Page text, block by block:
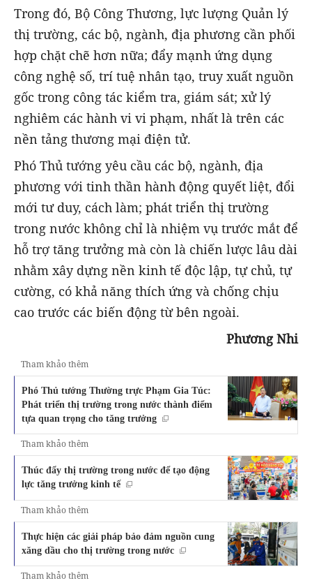
Trong đó, Bộ Công Thương, lực lượng Quản lý
thị trường, các bộ, ngành, địa phương cần phối
hợp chặt chẽ hơn nữa; đẩy mạnh ứng dụng
công nghệ số, trí tuệ nhân tạo, truy xuất nguồn
gốc trong công tác kiểm tra, giám sát; xử lý
nghiêm các hành vi vi phạm, nhất là trên các
nền tảng thương mại điện tử.
Phó Thủ tướng yêu cầu các bộ, ngành, địa
phương với tinh thần hành động quyết liệt, đổi
mới tư duy, cách làm; phát triển thị trường
trong nước không chỉ là nhiệm vụ trước mắt để
hỗ trợ tăng trưởng mà còn là chiến lược lâu dài
nhằm xây dựng nền kinh tế độc lập, tự chủ, tự
cường, có khả năng thích ứng và chống chịu
cao trước các biến động từ bên ngoài.
Phương Nhi
Tham khảo thêm
Phó Thủ tướng Thường trực Phạm Gia Túc:
Phát triển thị trường trong nước thành điểm
tựa quan trọng cho tăng trưởng
Tham khảo thêm
Thúc đẩy thị trường trong nước để tạo động
lực tăng trưởng kinh tế
Tham khảo thêm
Thực hiện các giải pháp bảo đảm nguồn cung
xăng dầu cho thị trường trong nước
Tham khảo thêm